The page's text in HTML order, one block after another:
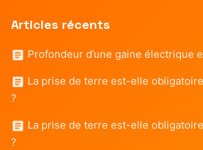
Articles récents
Profondeur d’une gaine électrique
La prise de terre est-elle
?
La prise de terre est-elle
?